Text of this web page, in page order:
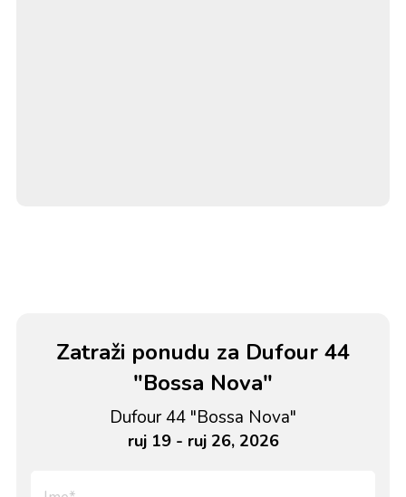
Zatraži ponudu za Dufour 44
"Bossa Nova"
Dufour 44 "Bossa Nova"
ruj 19 - ruj 26, 2026